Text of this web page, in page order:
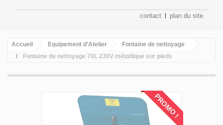
contact plan du site
Accueil Equipement d'Atelier
Fontaine de nettoyage
Fontaine de nettoyage 70L 230V métallique sur pieds
PROMO !